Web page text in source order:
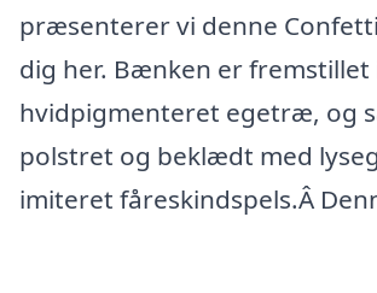
præsenterer vi denne
dig her. Bænken er fremstillet
hvidpigmenteret egetræ, og
polstret og beklædt med
imiteret fåreskindspels.Â